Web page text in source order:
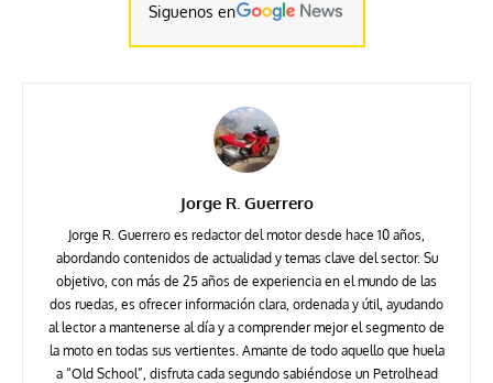
Siguenos en
Jorge R. Guerrero
Jorge R. Guerrero es redactor del motor desde hace 10 años,
abordando contenidos de actualidad y temas clave del sector. Su
objetivo, con más de 25 años de experiencia en el mundo de las
dos ruedas, es ofrecer información clara, ordenada y útil, ayudando
al lector a mantenerse al día y a comprender mejor el segmento de
la moto en todas sus vertientes. Amante de todo aquello que huela
a “Old School”, disfruta cada segundo sabiéndose un Petrolhead